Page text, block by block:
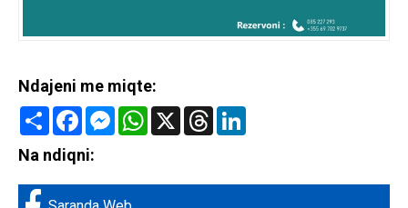
Ndajeni me miqte:
Share FacebookMessenger
WhatsApp
X Threads
Na ndiqni: